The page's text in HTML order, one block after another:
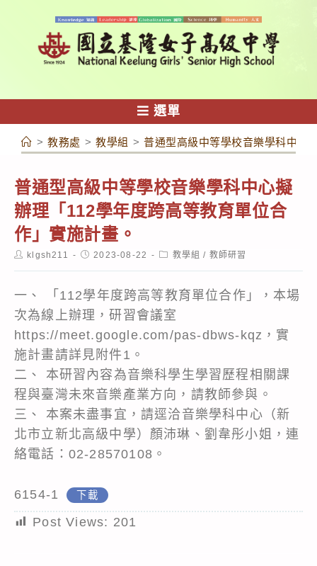
容
選單
> 教務處 > 教學組 > 普通型高級中等學校音樂學科中心
普通型高級中等學校音樂學科中心擬
辦理「112學年度跨高等教育單位合
作」實施計畫。
Postklgsh211
Post2023-08-22
Post教學組 / 教師研習
一、 「112學年度跨高等教育單位合作」，本場
次為線上辦理，研習會議室
https://meet.google.com/pas-dbws-kqz，實
施計畫請詳見附件1。
二、 本研習內容為音樂科學生學習歷程相關課
程與臺灣未來音樂產業方向，請教師參與。
三、 本案未盡事宜，請逕洽音樂學科中心（新
北市立新北高級中學）顏沛琳、劉韋彤小姐，連
絡電話：02-28570108。
6154-1 下載
Post Views: 201